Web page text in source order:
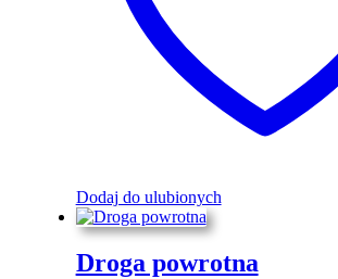
Dodaj do ulubionych
Droga powrotna